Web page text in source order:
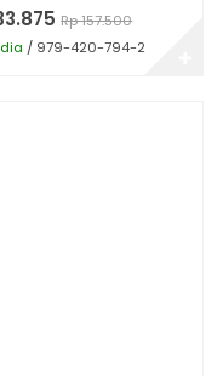
Rp 157.500
/ 979-420-794-2